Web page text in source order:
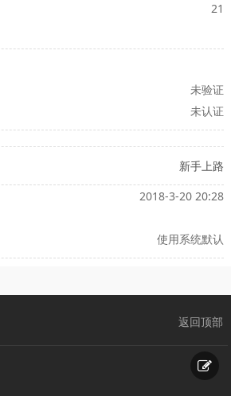
21
未验证
未认证
新手上路
2018-3-20 20:28
使用系统默认
返回顶部